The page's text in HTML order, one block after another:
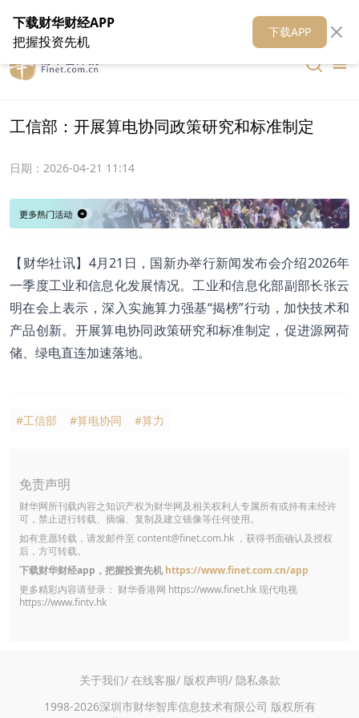
在线客服 关于我们 财华媒体矩阵 财华智库
工信部：开展算电协同政策研究和标准制定
日期： 2026-04-21 11:14
​【财华社讯】4月21日，国新办举行新闻发布会介绍2026年
一季度工业和信息化发展情况。工业和信息化部副部长张云
明在会上表示，深入实施算力强基“揭榜”行动，加快技术和
产品创新。开展算电协同政策研究和标准制定，促进源网荷
储、绿电直连加速落地。
#工信部 #算电协同 #算力
免责声明
财华网所刊载内容之知识产权为财华网及相关权利人专属所有或持有未经许
可，禁止进行转载、摘编、复制及建立镜像等任何使用。
如有意愿转载，请发邮件至 content@finet.com.hk ，获得书面确认及授权
后，方可转载。
下载财华财经app，把握投资先机 https://www.finet.com.cn/app
更多精彩内容请登录： 财华香港网 https://www.finet.hk现代电视
https://www.fintv.hk
关于我们/ 在线客服/ 版权声明/ 隐私条款
1998-2026深圳市财华智库信息技术有限公司 版权所有
下载财华财经APP
把握投资先机
下载APP